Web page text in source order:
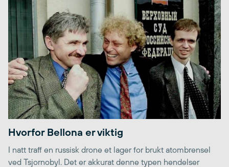
Hvorfor Bellona er viktig
I natt traff en russisk drone et lager for brukt atombrensel
ved Tsjornobyl. Det er akkurat denne typen hendelser